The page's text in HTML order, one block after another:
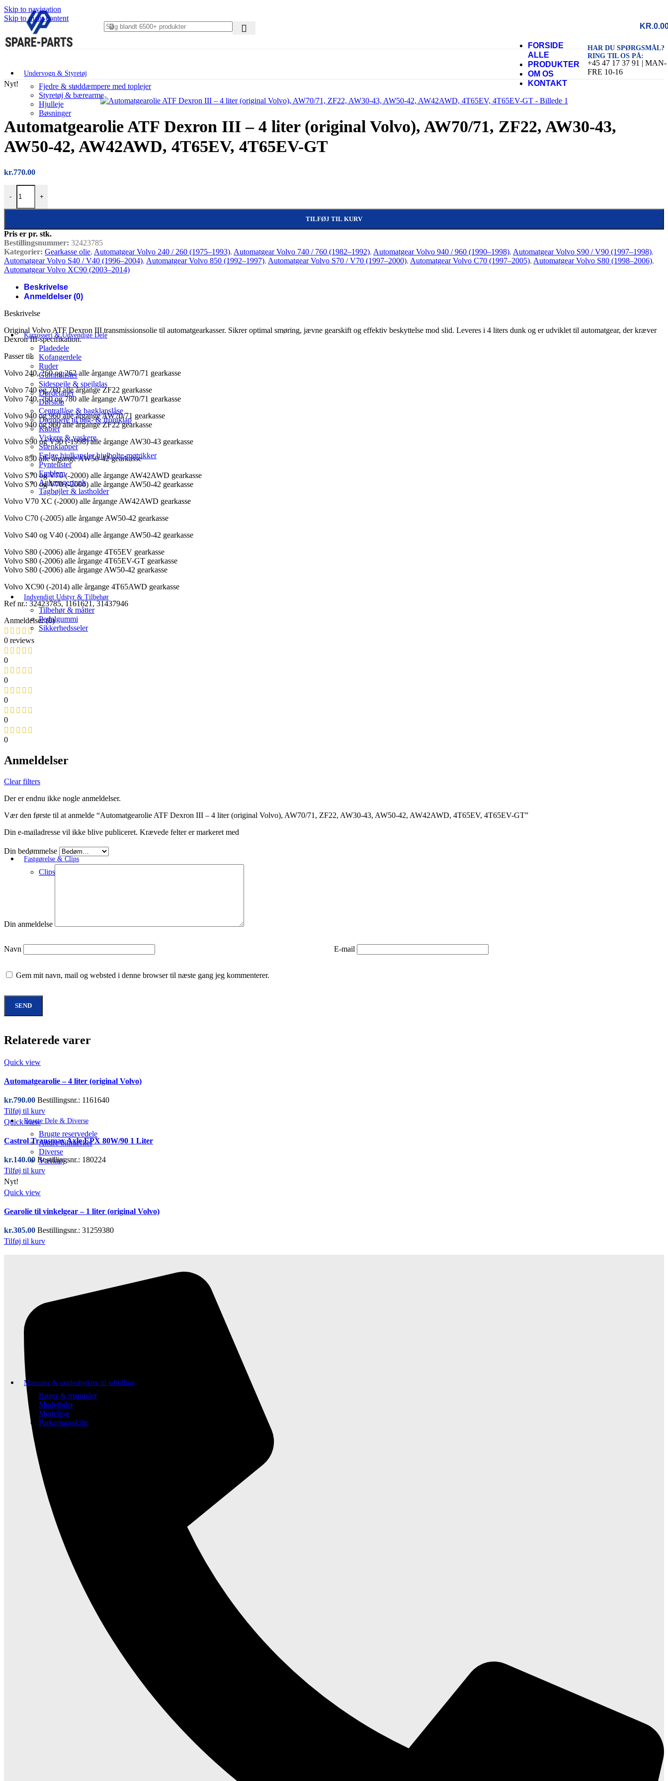
Skip to navigation
Skip to main content
KR.
Undervogn & Styretøj
Fjedre & støddæmpere med toplejer
Styretøj & bærearme
Hjulleje
Bøsninger
Karrosseri & Udvendige Dele
Pladedele
Kofangerdele
Ruder
Gummilister
Sidespejle & spejlglas
Dørdetaljer
Dørstop
Centrallåse & bagklapslåse
Dæmpere til bag- & frontklap
Kabler
Viskere & vaskere
Stænklapper
Fælge hjulkapsler hjulbolte-møtrikker
Pyntelister
Emblem
Anhængertræk
Tagbøjler & lastholder
Indvendigt Udstyr & Tilbehør
Tilbehør & måtter
Pedalgummi
Sikkerhedsseler
Fastgørelse & Clips
Clips
Brugte Dele & Diverse
Brugte reservedele
Andre bilmærker
Diverse
Værktøj
Manualer & samleobjekter til udstilling
Bøger & manualer
Modelbiler
Modeltog
Parkeringsskilte
FORSIDE
ALLE
PRODUKTER
OM OS
KONTAKT
HAR DU SPØRGSMÅL?
RING TIL OS PÅ:
+45 47 17 37 91 | MAN-
FRE 10-16
Nyt!
Automatgearolie ATF Dexron III – 4 liter (original Volvo), AW70/71, ZF22, AW30-43,
AW50-42, AW42AWD, 4T65EV, 4T65EV-GT
kr.770.00
-
Automatgearolie ATF Dexron III – 4 liter (original Volvo), AW70/71, ZF22, AW30-43, AW50-42, AW42AWD, 4T65EV, 4T65EV-GT antal
+
TILFØJ TIL KURV
Pris er pr. stk.
Bestillingsnummer: 32423785
Kategorier: Gearkasse olie, Automatgear Volvo 240 / 260 (1975–1993), Automatgear Volvo 740 / 760 (1982–1992), Automatgear Volvo 940 / 960 (1990–1998), Automatgear Volvo S90 / V90 (1997–1998),
Automatgear Volvo S40 / V40 (1996–2004), Automatgear Volvo 850 (1992–1997), Automatgear Volvo S70 / V70 (1997–2000), Automatgear Volvo C70 (1997–2005), Automatgear Volvo S80 (1998–2006),
Automatgear Volvo XC90 (2003–2014)
Beskrivelse
Anmeldelser (0)
Beskrivelse
Original Volvo ATF Dexron III transmissionsolie til automatgearkasser. Sikrer optimal smøring, jævne gearskift og effektiv beskyttelse mod slid. Leveres i 4 liters dunk og er udviklet til automatgear, der kræver
Dexron III-specifikation.
Passer til:
Volvo 240, 260 og 262 alle årgange AW70/71 gearkasse
Volvo 740 og 760 alle årgange ZF22 gearkasse
Volvo 740, 760 og 780 alle årgange AW70/71 gearkasse
Volvo 940 og 960 alle årgange AW70/71 gearkasse
Volvo 940 og 960 alle årgange ZF22 gearkasse
Volvo S90 og V90 (-1998) alle årgange AW30-43 gearkasse
Volvo 850 alle årgange AW50-42 gearkasse
Volvo S70 og V70 (-2000) alle årgange AW42AWD gearkasse
Volvo S70 og V70 (-2000) alle årgange AW50-42 gearkasse
Volvo V70 XC (-2000) alle årgange AW42AWD gearkasse
Volvo C70 (-2005) alle årgange AW50-42 gearkasse
Volvo S40 og V40 (-2004) alle årgange AW50-42 gearkasse
Volvo S80 (-2006) alle årgange 4T65EV gearkasse
Volvo S80 (-2006) alle årgange 4T65EV-GT gearkasse
Volvo S80 (-2006) alle årgange AW50-42 gearkasse
Volvo XC90 (-2014) alle årgange 4T65AWD gearkasse
Ref nr.: 32423785, 1161621, 31437946
Anmeldelser (0)
0 reviews
0
0
0
0
0
Anmeldelser
Clear filters
Der er endnu ikke nogle anmeldelser.
Vær den første til at anmelde “Automatgearolie ATF Dexron III – 4 liter (original Volvo), AW70/71, ZF22, AW30-43, AW50-42, AW42AWD, 4T65EV, 4T65EV-GT”
Din e-mailadresse vil ikke blive publiceret. Krævede felter er markeret med
Din bedømmelse
Din anmeldelse
Navn E-mail
Gem mit navn, mail og websted i denne browser til næste gang jeg kommenterer.
Relaterede varer
Quick view
Automatgearolie – 4 liter (original Volvo)
kr.790.00 Bestillingsnr.: 1161640
Tilføj til kurv
Quick view
Castrol Transmax Axle EPX 80W/90 1 Liter
kr.140.00 Bestillingsnr.: 180224
Tilføj til kurv
Nyt!
Quick view
Gearolie til vinkelgear – 1 liter (original Volvo)
kr.305.00 Bestillingsnr.: 31259380
Tilføj til kurv